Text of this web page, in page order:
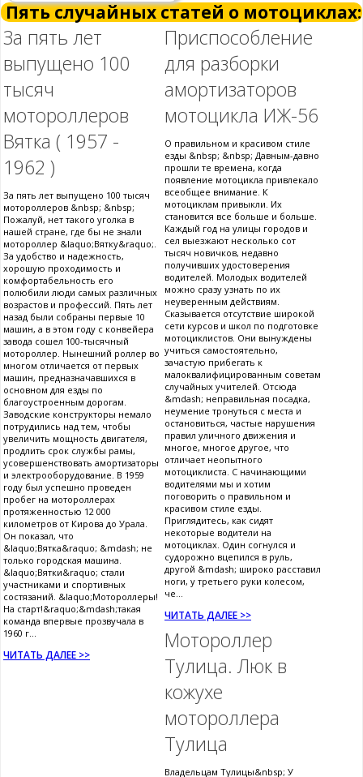
Пять случайных статей о мотоциклах:
За пять лет
выпущено 100
тысяч
мотороллеров
Вятка ( 1957 -
1962 )
За пять лет выпущено 100 тысяч
мотороллеров &nbsp; &nbsp;
Пожалуй, нет такого уголка в
нашей стране, где бы не знали
мотороллер &laquo;Вятку&raquo;.
За удобство и надежность,
хорошую проходимость и
комфортабельность его
полюбили люди самых различных
возрастов и профессий. Пять лет
назад были собраны первые 10
машин, а в этом году с конвейера
завода сошел 100-тысячный
мотороллер. Нынешний роллер во
многом отличается от первых
машин, предназначавшихся в
основном для езды по
благоустроенным дорогам.
Заводские конструкторы немало
потрудились над тем, чтобы
увеличить мощность двигателя,
продлить срок службы рамы,
усовершенствовать амортизаторы
и электрооборудование. В 1959
году был успешно проведен
пробег на мотороллерах
протяженностью 12 000
километров от Кирова до Урала.
Он показал, что
&laquo;Вятка&raquo; &mdash; не
только городская машина.
&laquo;Вятки&raquo; стали
участниками и спортивных
состязаний. &laquo;Мотороллеры!
На старт!&raquo;&mdash;такая
команда впервые прозвучала в
1960 г...
ЧИТАТЬ ДАЛЕЕ >>
Приспособление
для разборки
амортизаторов
мотоцикла ИЖ-56
О правильном и красивом стиле
езды &nbsp; &nbsp; Давным-давно
прошли те времена, когда
появление мотоцикла привлекало
всеобщее внимание. К
мотоциклам привыкли. Их
становится все больше и больше.
Каждый год на улицы городов и
сел выезжают несколько сот
тысяч новичков, недавно
получивших удостоверения
водителей. Молодых водителей
можно сразу узнать по их
неуверенным действиям.
Сказывается отсутствие широкой
сети курсов и школ по подготовке
мотоциклистов. Они вынуждены
учиться самостоятельно,
зачастую прибегать к
малоквалифицированным советам
случайных учителей. Отсюда
&mdash; неправильная посадка,
неумение тронуться с места и
остановиться, частые нарушения
правил уличного движения и
многое, многое другое, что
отличает неопытного
мотоциклиста. С начинающими
водителями мы и хотим
поговорить о правильном и
красивом стиле езды.
Приглядитесь, как сидят
некоторые водители на
мотоциклах. Один согнулся и
судорожно вцепился в руль,
другой &mdash; широко расставил
ноги, у третьего руки колесом,
че...
ЧИТАТЬ ДАЛЕЕ >>
Мотороллер
Тулица. Люк в
кожухе
мотороллера
Тулица
Владельцам Тулицы&nbsp; У